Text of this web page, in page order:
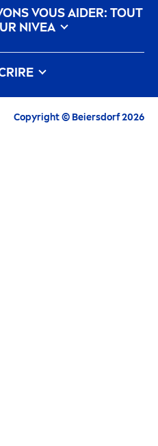
VOUS AIDER: TOUT
NIVEA
chez Beiersdorf
Contactez-nous
conseils de soin,
Copyright © Beiersdorf 2026